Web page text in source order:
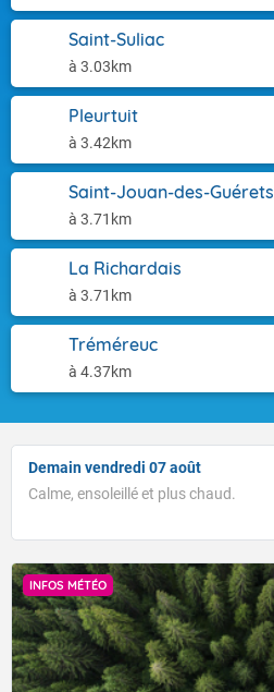
Saint-Suliac
à 3.03km
Pleurtuit
à 3.42km
Saint-Jouan-des-Guérets
à 3.71km
La Richardais
à 3.71km
Tréméreuc
à 4.37km
Demain vendredi 07 août
Calme, ensoleillé et plus chaud.
INFOS MÉTÉO